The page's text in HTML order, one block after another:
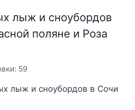
лыж и сноубордов
поляне и Роза
59
лыж и сноубордов в Сочи